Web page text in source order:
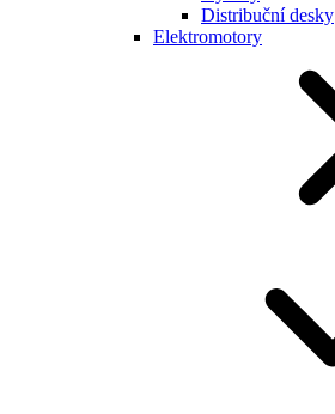
Distribuční desky
Elektromotory